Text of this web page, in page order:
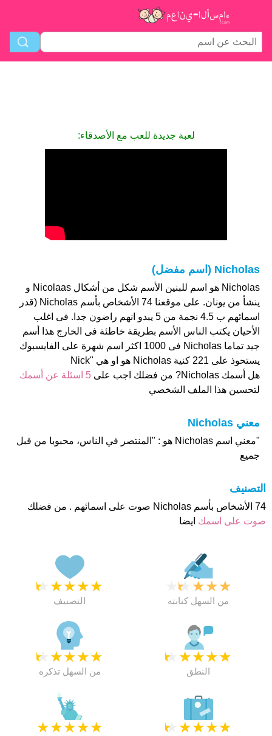
لعبة جديدة للعب مع الأصدقاء:
Nicholas (اسم مفضل)
Nicholas هو اسم للبنين الأسم شكل من أشكال Nicolaas و
ينشأ من يونان. على موقعنا 74 الأشخاص بأسم Nicholas (قدر
اسمائهم ب 4.5 نجمة من 5 يبدو انهم راضون جدا. فى اغلب
الأحيان يكتب الناس الأسم بطريقة خاطئة فى الخارج هذا أسم
جيد تماما Nicholas فى 1000 اكثر اسم شهرة على الفايسبوك
يستحوذ على 221 كنية Nicholas هو او هي "Nick
هل أسمك Nicholas? من فضلك اجب على
5 اسئلة عن أسمك
لتحسين هذا الملف الشخصي
معني Nicholas
"معني اسم Nicholas هو : "المنتصر في الناس، محبوبا من قبل
جميع
التصنيف
74 الأشخاص بأسم Nicholas صوت على اسمائهم . من فضلك
صوت على اسمك ايضا
★
★
★
★
★
التصنيف
★
★
★
★
من السهل كتابته
★
★
★
★
★
من السهل تذكره
★
★
★
★
★
النطق
★
★
★
★
★ ★
★
★
★
★